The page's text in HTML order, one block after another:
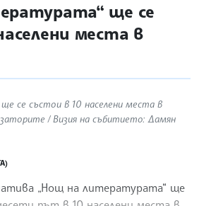
ще се
места в
се състои в 10 населени места в
/ Визия на събитието: Дамян
„Нощ на литературата“ ще